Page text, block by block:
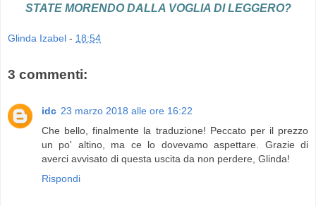
STATE MORENDO DALLA VOGLIA DI LEGGERO?
Glinda Izabel - 18:54
3 commenti:
idc 23 marzo 2018 alle ore 16:22
Che bello, finalmente la traduzione! Peccato per il prezzo
un po' altino, ma ce lo dovevamo aspettare. Grazie di
averci avvisato di questa uscita da non perdere, Glinda!
Rispondi